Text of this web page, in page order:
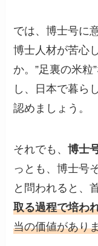
では、博士号に
博士人材が苦心
か。”足裏の米粒
し、日本で暮ら
認めましょう。
それでも、博士
っとも、博士号
と問われると、
取る過程で培わ
当の価値があり